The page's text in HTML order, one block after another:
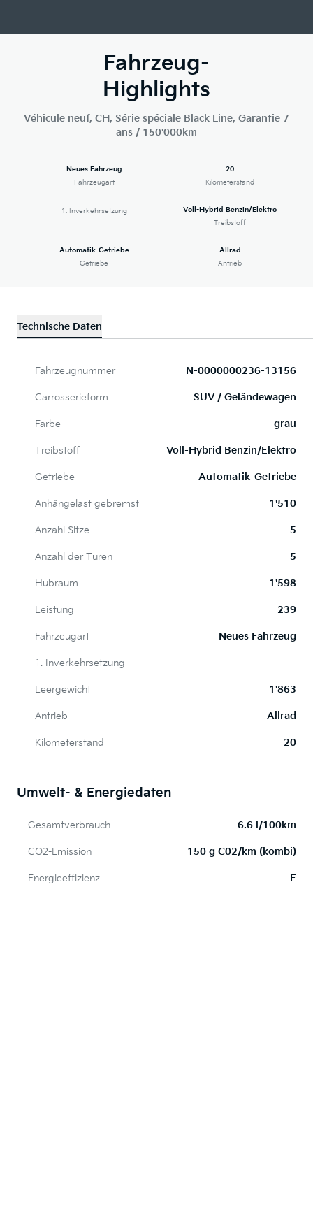
Fahrzeug-
Highlights
Véhicule neuf, CH, Série spéciale Black Line, Garantie 7
ans / 150'000km
Neues Fahrzeug
Fahrzeugart
20
Kilometerstand
1. Inverkehrsetzung
Voll-Hybrid Benzin/Elektro
Treibstoff
Automatik-Getriebe
Getriebe
Allrad
Antrieb
Technische Daten
Fahrzeugnummer N-0000000236-13156
Carrosserieform SUV / Geländewagen
Farbe grau
Treibstoff Voll-Hybrid Benzin/Elektro
Getriebe Automatik-Getriebe
Anhängelast gebremst 1'510
Anzahl Sitze 5
Anzahl der Türen 5
Hubraum 1'598
Leistung 239
Fahrzeugart Neues Fahrzeug
1. Inverkehrsetzung
Leergewicht 1'863
Antrieb Allrad
Kilometerstand 20
Umwelt- & Energiedaten
Gesamtverbrauch 6.6 l/100km
CO2-Emission 150 g C02/km (kombi)
Energieeffizienz F